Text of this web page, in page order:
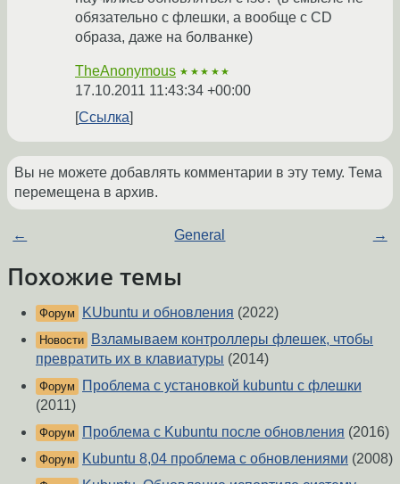
обязательно с флешки, а вообще с CD
образа, даже на болванке)
TheAnonymous ★★★★★
17.10.2011 11:43:34 +00:00
Ссылка
Вы не можете добавлять комментарии в эту тему. Тема
перемещена в архив.
← General →
Похожие темы
Форум KUbuntu и обновления (2022)
Новости
Взламываем контроллеры флешек, чтобы
превратить их в клавиатуры (2014)
Форум
Проблема с установкой kubuntu с флешки
(2011)
Форум Проблема с Kubuntu после обновления (2016)
Форум Kubuntu 8,04 проблема с обновлениями (2008)